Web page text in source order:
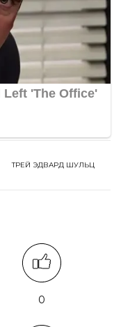
ТРЕЙ ЭДВАРД ШУЛЬЦ
0